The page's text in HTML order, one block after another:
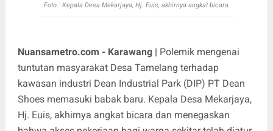
Foto :Kepala Desa Mekarjaya, Hj. Euis, akhirnya angkat bicara
Nuansametro.com - Karawang | Polemik mengenai
tuntutan masyarakat Desa Tamelang terhadap
kawasan industri Dean Industrial Park (DIP) PT Dean
Shoes memasuki babak baru. Kepala Desa Mekarjaya,
Hj. Euis, akhirnya angkat bicara dan menegaskan